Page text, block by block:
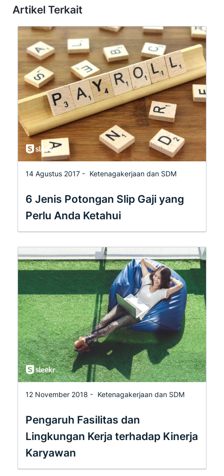
Artikel Terkait
14 Agustus 2017 - Ketenagakerjaan dan SDM
6 Jenis Potongan Slip Gaji yang
Perlu Anda Ketahui
12 November 2018 - Ketenagakerjaan dan SDM
Pengaruh Fasilitas dan
Lingkungan Kerja terhadap Kinerja
Karyawan